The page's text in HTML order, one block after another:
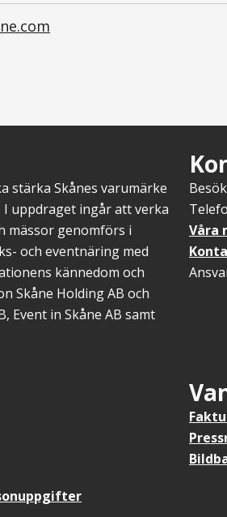
stärka Skånes varumärke
uppdraget ingår att verka
mässor genomförs i
och eventnäring med
kännedom och
Skåne Holding AB och
Event in Skåne AB samt
Våra